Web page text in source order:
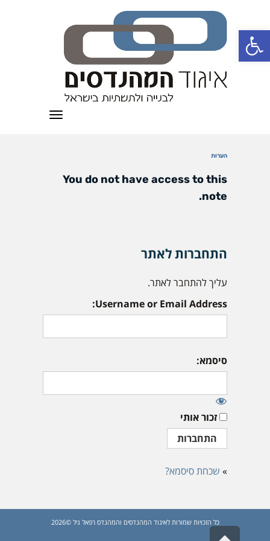
פתח סרגל נגישות
תפריט
הערות
You do not have access to this
note.
התחברות לאתר
עליך להתחבר לאתר.
Username or Email Address:
סיסמא:
זכור אותי
» שכחת סיסמא?
כל הזכויות שמורות לאיגוד המהנדסים והמהנדס רפאל גיל ©2026